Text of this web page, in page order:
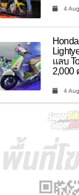
4
แลบ
2,000
4